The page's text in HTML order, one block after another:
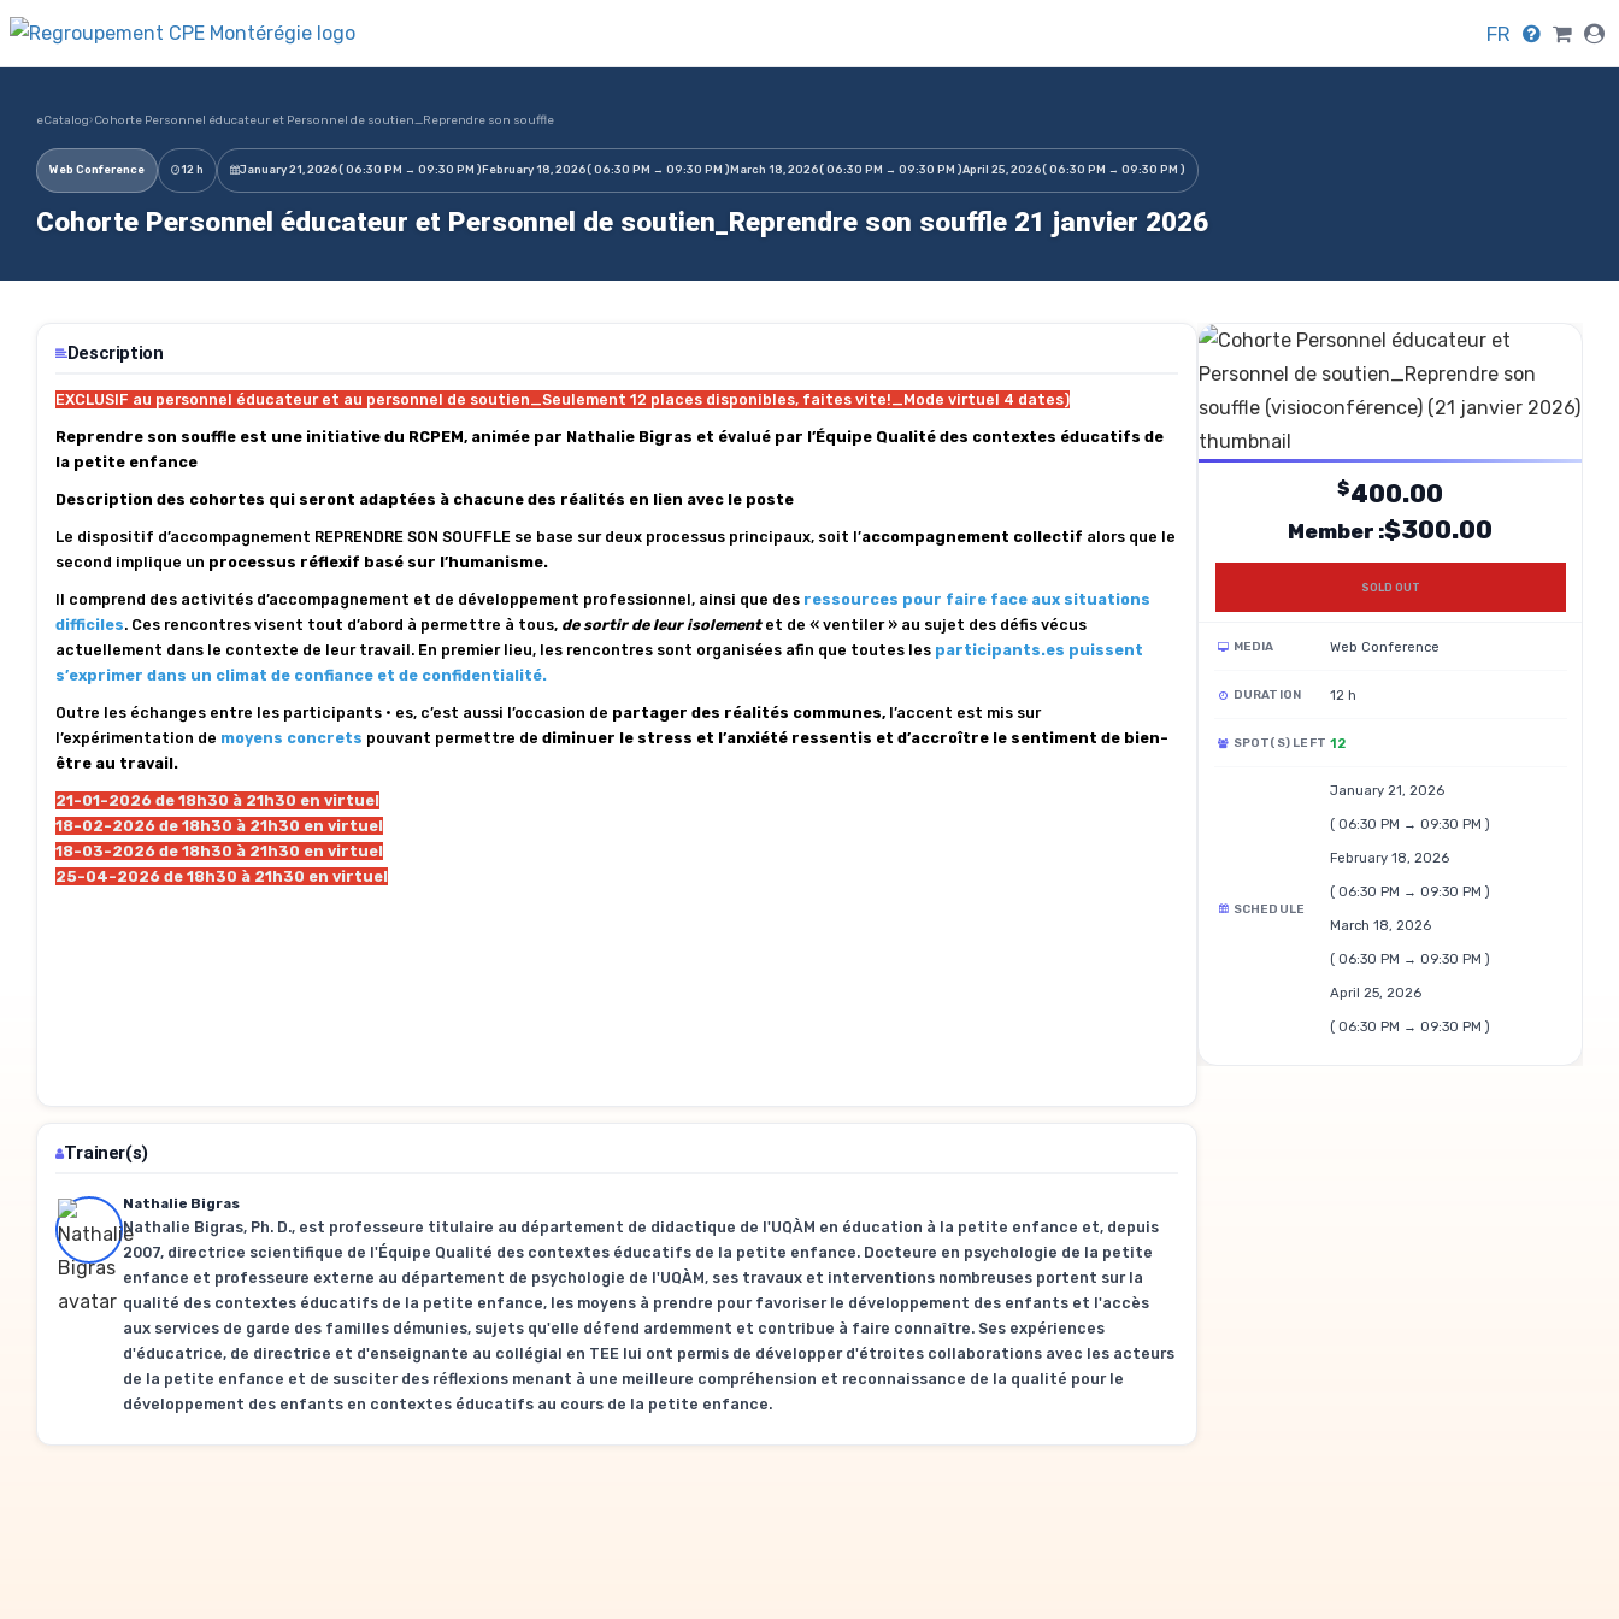
FR
eCatalog›Cohorte Personnel éducateur et Personnel de soutien_Reprendre son souffle
Web Conference 12 h January 21, 2026( 06:30 PM → 09:30 PM )February 18, 2026( 06:30 PM → 09:30 PM )March 18, 2026( 06:30 PM → 09:30 PM )April 25, 2026( 06:30 PM → 09:30 PM )
Cohorte Personnel éducateur et Personnel de soutien_Reprendre son souffle 21 janvier 2026
Description
EXCLUSIF au personnel éducateur et au personnel de soutien_Seulement 12 places disponibles, faites vite!_Mode virtuel 4 dates)
Reprendre son souffle est une initiative du RCPEM, animée par Nathalie Bigras et évalué par l’Équipe Qualité des contextes éducatifs de
la petite enfance
Description des cohortes qui seront adaptées à chacune des réalités en lien avec le poste
Le dispositif d’accompagnement REPRENDRE SON SOUFFLE se base sur deux processus principaux, soit l’accompagnement collectif alors que le
second implique un processus réflexif basé sur l’humanisme.
Il comprend des activités d’accompagnement et de développement professionnel, ainsi que des ressources pour faire face aux situations
difficiles. Ces rencontres visent tout d’abord à permettre à tous, de sortir de leur isolement et de « ventiler » au sujet des défis vécus
actuellement dans le contexte de leur travail. En premier lieu, les rencontres sont organisées afin que toutes les participants.es puissent
s’exprimer dans un climat de confiance et de confidentialité.
Outre les échanges entre les participants • es, c’est aussi l’occasion de partager des réalités communes, l’accent est mis sur
l’expérimentation de moyens concrets pouvant permettre de diminuer le stress et l’anxiété ressentis et d’accroître le sentiment de bien-
être au travail.
21-01-2026 de 18h30 à 21h30 en virtuel
18-02-2026 de 18h30 à 21h30 en virtuel
18-03-2026 de 18h30 à 21h30 en virtuel
25-04-2026 de 18h30 à 21h30 en virtuel
Trainer(s)
Nathalie Bigras
Nathalie Bigras, Ph. D., est professeure titulaire au département de didactique de l'UQÀM en éducation à la petite enfance et, depuis
2007, directrice scientifique de l'Équipe Qualité des contextes éducatifs de la petite enfance. Docteure en psychologie de la petite
enfance et professeure externe au département de psychologie de l'UQÀM, ses travaux et interventions nombreuses portent sur la
qualité des contextes éducatifs de la petite enfance, les moyens à prendre pour favoriser le développement des enfants et l'accès
aux services de garde des familles démunies, sujets qu'elle défend ardemment et contribue à faire connaître. Ses expériences
d'éducatrice, de directrice et d'enseignante au collégial en TEE lui ont permis de développer d'étroites collaborations avec les acteurs
de la petite enfance et de susciter des réflexions menant à une meilleure compréhension et reconnaissance de la qualité pour le
développement des enfants en contextes éducatifs au cours de la petite enfance.
$400.00
Member :$300.00
SOLD OUT
MEDIA Web Conference
DURATION 12 h
SPOT(S) LEFT 12
SCHEDULE
January 21, 2026
( 06:30 PM → 09:30 PM )
February 18, 2026
( 06:30 PM → 09:30 PM )
March 18, 2026
( 06:30 PM → 09:30 PM )
April 25, 2026
( 06:30 PM → 09:30 PM )